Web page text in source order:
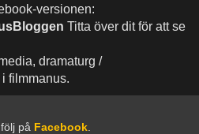
versionen:
Titta över dit för att se
dramaturg /
filmmanus.
på Facebook.